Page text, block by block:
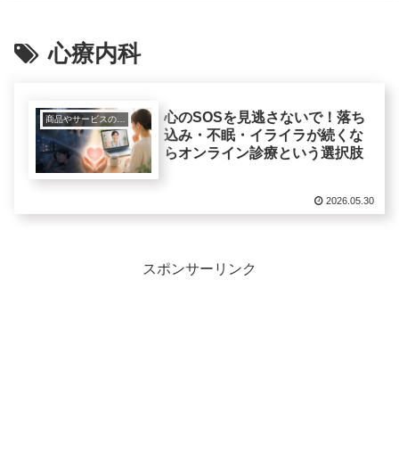
心療内科
心のSOSを見逃さないで！落ち
込み・不眠・イライラが続くな
らオンライン診療という選択肢
2026.05.30
スポンサーリンク